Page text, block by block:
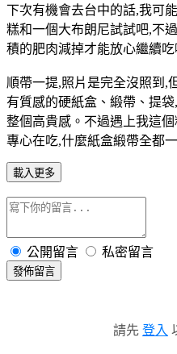
下次有機會去台中的話,我可
糕和一個大布朗尼試試吧,不
積的肥肉減掉才能放心繼續吃
順帶一提,照片是完全沒照到,
有質感的硬紙盒、緞帶、提
整個高貴感。不過遇上我這
專心在吃,什麼紙盒緞帶全都
載入更多
公開留言 私密留言
發佈留言
請先 登入